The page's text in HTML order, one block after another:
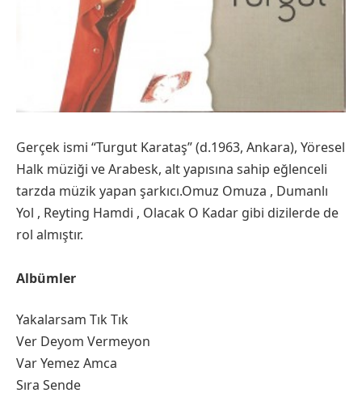
Gerçek ismi “Turgut Karataş” (d.1963, Ankara), Yöresel
Halk müziği ve Arabesk, alt yapısına sahip eğlenceli
tarzda müzik yapan şarkıcı.Omuz Omuza , Dumanlı
Yol , Reyting Hamdi , Olacak O Kadar gibi dizilerde de
rol almıştır.
Albümler
Yakalarsam Tık Tık
Ver Deyom Vermeyon
Var Yemez Amca
Sıra Sende